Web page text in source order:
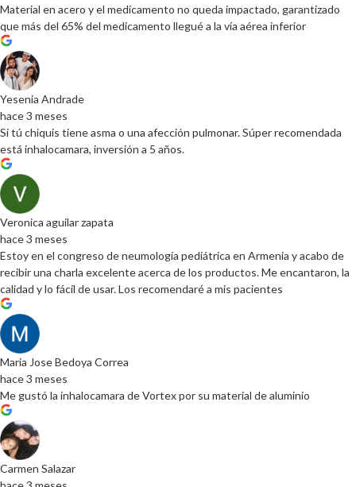
Material en acero y el medicamento no queda impactado, garantizado
que más del 65% del medicamento llegué a la vía aérea inferior
Yesenia Andrade
hace 3 meses
Si tú chiquis tiene asma o una afección pulmonar. Súper recomendada
está inhalocamara, inversión a 5 años.
Veronica aguilar zapata
hace 3 meses
Estoy en el congreso de neumología pediátrica en Armenia y acabo de
recibir una charla excelente acerca de los productos. Me encantaron, la
calidad y lo fácil de usar. Los recomendaré a mis pacientes
Maria Jose Bedoya Correa
hace 3 meses
Me gustó la inhalocamara de Vortex por su material de aluminio
Carmen Salazar